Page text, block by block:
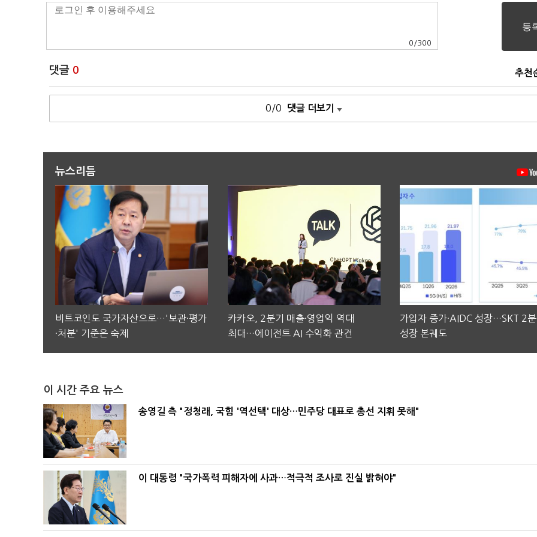
0 /300
댓글 0 추천
0/0 댓글 더보기
뉴스리듬
비트코인도 국가자산으로…'보관·평가
·처분' 기준은 숙제
카카오, 2분기 매출·영업익 역대
최대…에이전트 AI 수익화 관건
가입자 증가·AIDC 성장…SKT 2
성장 본궤도
이 시간 주요 뉴스
송영길 측 "정청래, 국힘 '역선택' 대상…민주당 대표로 총선 지휘 못해"
이 대통령 "국가폭력 피해자에 사과…적극적 조사로 진실 밝혀야"